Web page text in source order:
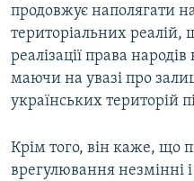
продовжує наполягати
територіальних реалій,
реалізації права
маючи на увазі про
українських територій
Крім того, він каже, що
врегулювання незмінні